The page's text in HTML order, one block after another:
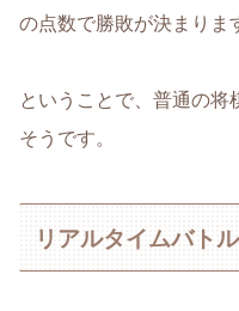
の点数で勝敗が決まりま
ということで、普通の将
そうです。
リアルタイムバト